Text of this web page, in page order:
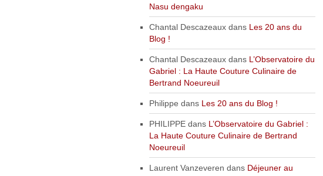
Nasu dengaku
Chantal Descazeauxdans Les 20 ans du
Blog !
Chantal Descazeauxdans L’Observatoire du
Gabriel : La Haute Couture Culinaire de
Bertrand Noeureuil
Philippe dans Les 20 ans du Blog !
PHILIPPEdans L’Observatoire du Gabriel :
La Haute Couture Culinaire de Bertrand
Noeureuil
Laurent Vanzeveren dans Déjeuner au